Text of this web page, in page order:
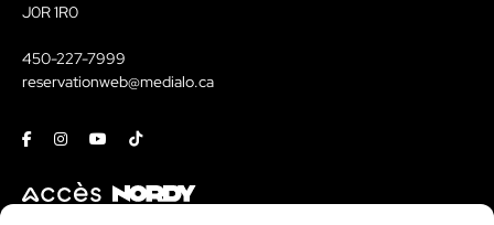
J0R 1R0
450-227-7999
reservationweb@medialo.ca
FacebookInstagramYoutubeTiktok